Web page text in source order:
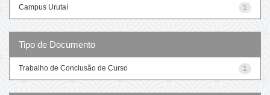
1
Campus Urutaí
Tipo de Documento
1
Trabalho de Conclusão de Curso